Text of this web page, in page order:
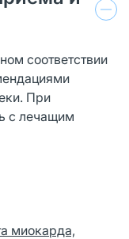
соответствии
При
с лечащим
миокарда,